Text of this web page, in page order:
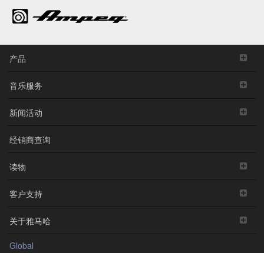
产品
音乐服务
新闻活动
经销商查询
读物
客户支持
关于雅马哈
Global